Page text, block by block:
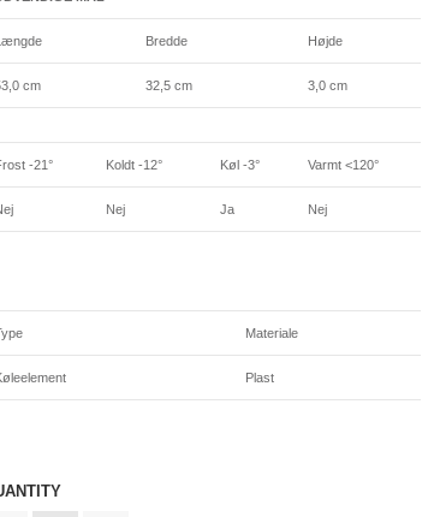
Bredde Højde
cm 32,5 cm 3,0 cm
-21° Koldt -12° Køl -3° Varmt <120°
Nej Ja Nej
Materiale
Plast